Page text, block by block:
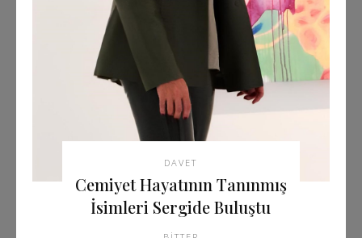
DAVET
Cemiyet Hayatının Tanınmış
İsimleri Sergide Buluştu